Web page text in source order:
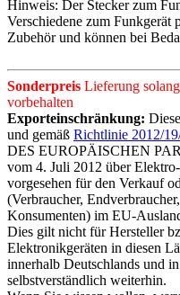
Hinweis: Der Stecker zum
Verschiedene zum Funkgerät
Zubehör und können bei
Sonderpreis Lieferung
vorbehalten
Exporteinschränkung:
und gemäß Richtlinie 2012/
DES EUROPÄISCHEN
vom 4. Juli 2012 über
vorgesehen für den Verkauf
(Verbraucher,
Konsumenten) im EU-
Dies gilt nicht für Hersteller
Elektronikgeräten in diesen
innerhalb Deutschlands und
selbstverständlich weiterhin.